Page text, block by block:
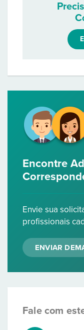
Encontre
Envie sua
profissionais
ENVIAR
Fale com